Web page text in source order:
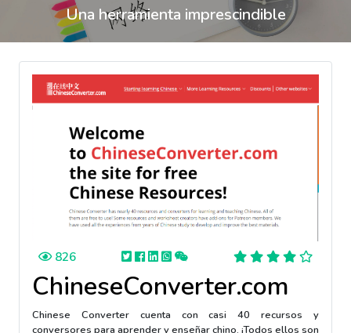
Una herramienta imprescindible
826
ChineseConverter.com
Chinese Converter cuenta con casi 40 recursos y
conversores para aprender y enseñar chino. ¡Todos ellos son